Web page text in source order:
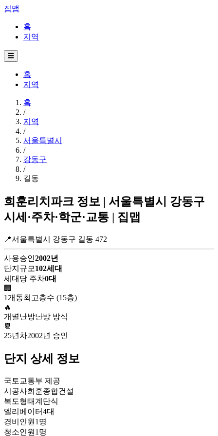
집맵
홈
지역
☰
홈
지역
홈
/
지역
/
서울특별시
/
강동구
/
길동
희훈리치파크 정보 | 서울특별시 강동구
시세·주차·학군·교통 | 집맵
📍서울특별시 강동구 길동 472
사용승인2002년
단지규모 102세대
세대당 주차0대
🏢
1개동최고층수 (15층)
🔥
개별난방난방 방식
📆
25년차2002년 승인
단지 상세 정보
국토교통부 제공
시공사희훈종합건설
복도형태계단식
엘리베이터4대
경비인원 1명
청소인원 1명